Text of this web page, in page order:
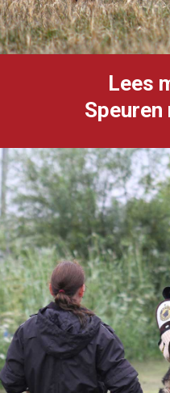
Lees
Speuren